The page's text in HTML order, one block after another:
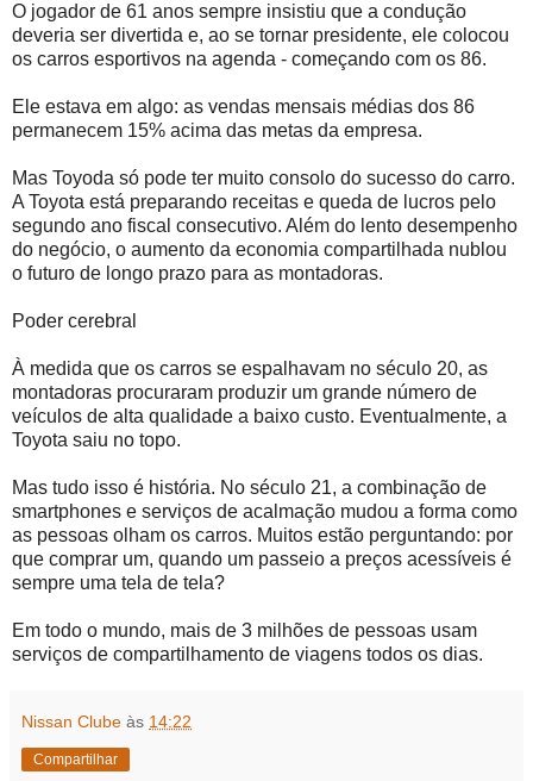
O jogador de 61 anos sempre insistiu que a condução
deveria ser divertida e, ao se tornar presidente, ele colocou
os carros esportivos na agenda - começando com os 86.
Ele estava em algo: as vendas mensais médias dos 86
permanecem 15% acima das metas da empresa.
Mas Toyoda só pode ter muito consolo do sucesso do carro.
A Toyota está preparando receitas e queda de lucros pelo
segundo ano fiscal consecutivo. Além do lento desempenho
do negócio, o aumento da economia compartilhada nublou
o futuro de longo prazo para as montadoras.
Poder cerebral
À medida que os carros se espalhavam no século 20, as
montadoras procuraram produzir um grande número de
veículos de alta qualidade a baixo custo. Eventualmente, a
Toyota saiu no topo.
Mas tudo isso é história. No século 21, a combinação de
smartphones e serviços de acalmação mudou a forma como
as pessoas olham os carros. Muitos estão perguntando: por
que comprar um, quando um passeio a preços acessíveis é
sempre uma tela de tela?
Em todo o mundo, mais de 3 milhões de pessoas usam
serviços de compartilhamento de viagens todos os dias.
Nissan Clube às 14:22
Compartilhar